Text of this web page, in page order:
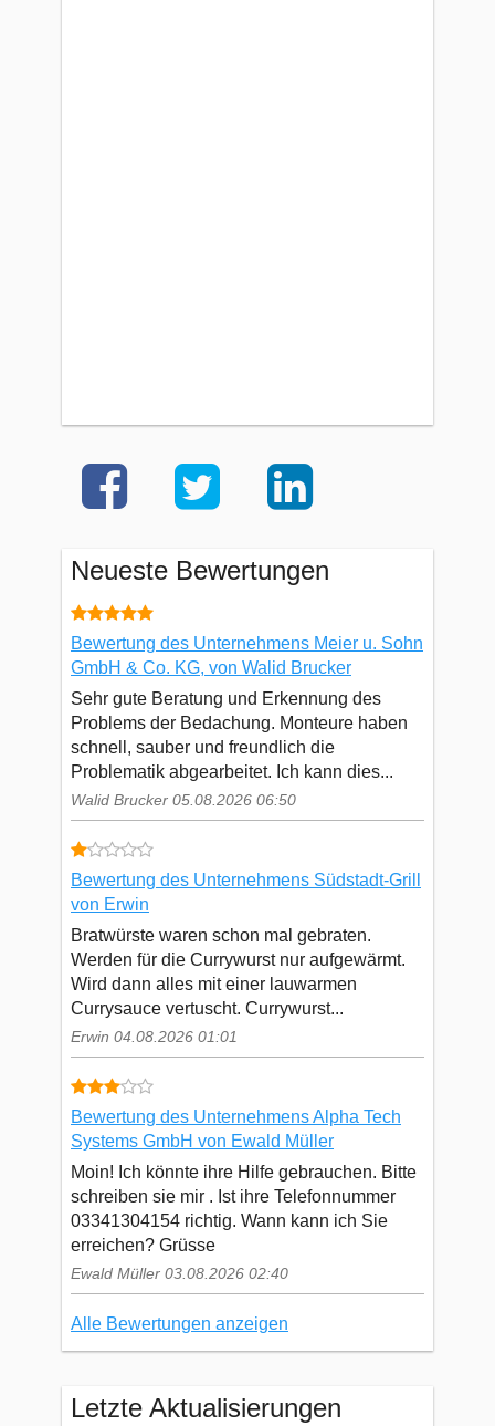
Neueste Bewertungen
Bewertung des Unternehmens Meier u. Sohn
GmbH & Co. KG, von Walid Brucker
Sehr gute Beratung und Erkennung des
Problems der Bedachung. Monteure haben
schnell, sauber und freundlich die
Problematik abgearbeitet. Ich kann dies...
Walid Brucker 05.08.2026 06:50
Bewertung des Unternehmens Südstadt-Grill
von Erwin
Bratwürste waren schon mal gebraten.
Werden für die Currywurst nur aufgewärmt.
Wird dann alles mit einer lauwarmen
Currysauce vertuscht. Currywurst...
Erwin 04.08.2026 01:01
Bewertung des Unternehmens Alpha Tech
Systems GmbH von Ewald Müller
Moin! Ich könnte ihre Hilfe gebrauchen. Bitte
schreiben sie mir . Ist ihre Telefonnummer
03341304154 richtig. Wann kann ich Sie
erreichen? Grüsse
Ewald Müller 03.08.2026 02:40
Alle Bewertungen anzeigen
Letzte Aktualisierungen